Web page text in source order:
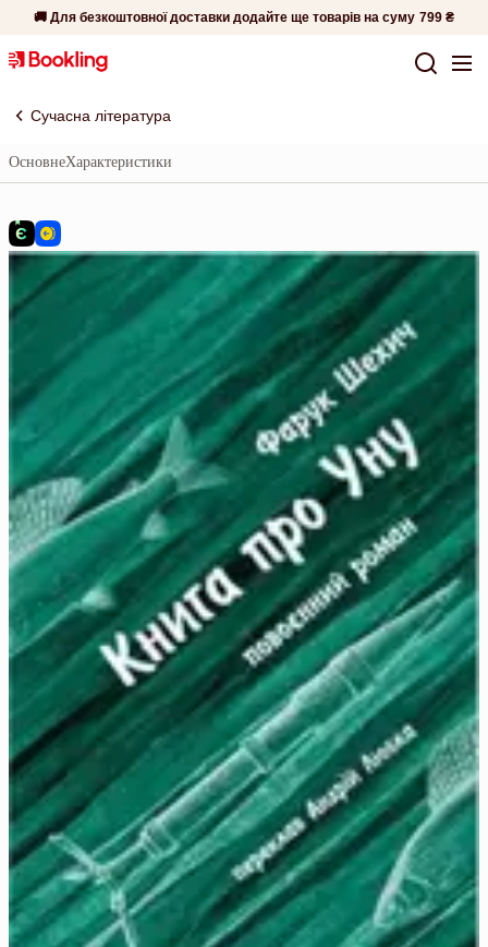
🚚 Для безкоштовної доставки додайте ще товарів на суму 799 ₴
Сучасна література
ОсновнеХарактеристики